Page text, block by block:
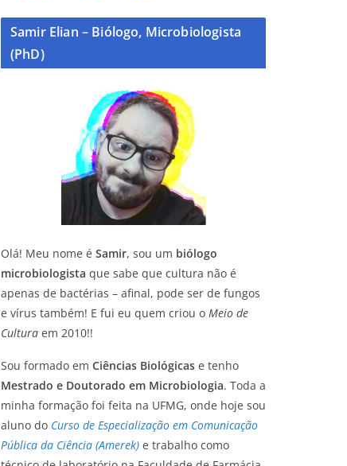
Samir Elian – Biólogo, Microbiologista
(PhD)
Olá! Meu nome é Samir, sou um biólogo
microbiologista que sabe que cultura não é
apenas de bactérias – afinal, pode ser de fungos
e vírus também! E fui eu quem criou o Meio de
Cultura em 2010!!
Sou formado em Ciências Biológicas e tenho
Mestrado e Doutorado em Microbiologia. Toda a
minha formação foi feita na UFMG, onde hoje sou
aluno do Curso de Especialização em Comunicação
Pública da Ciência (Amerek) e trabalho como